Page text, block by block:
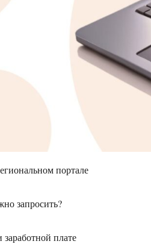
портале
запросить?
плате